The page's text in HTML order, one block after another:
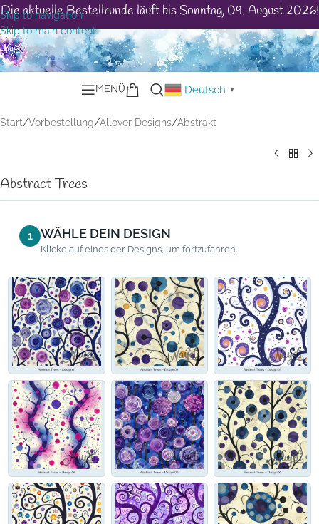
Skip to navigation
Skip to main content
Die aktuelle Bestellrunde läuft bis Sonntag, 09. August 2026!
MENÜ Deutsch ▼
Start/Vorbestellung/Allover Designs/Abstrakt
Abstract Trees
1 WÄHLE DEIN DESIGN
Klicke auf eines der Designs, um fortzufahren.